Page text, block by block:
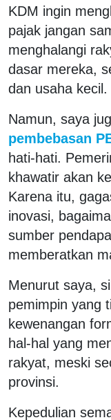
KDM ingin
pajak jangan
menghalangi
dasar mereka,
dan usaha kecil.
Namun, saya
pembebasan
hati-hati.
khawatir akan
Karena itu,
inovasi,
sumber
memberatkan
Menurut saya,
pemimpin yang
kewenangan
hal-hal yang
rakyat, meski
provinsi.
Kepedulian